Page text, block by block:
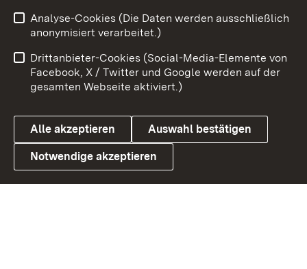
Link zum Landesportal
Benutzungshinweise
Barrierefreiheit
Datenschutz
Cookies
Analyse-Cookies (Die Daten werden ausschließlich
anonymisiert verarbeitet.)
Drittanbieter-Cookies (Social-Media-Elemente von
Facebook, X / Twitter und Google werden auf der
gesamten Webseite aktiviert.)
Alle akzeptieren Auswahl bestätigen
Notwendige akzeptieren